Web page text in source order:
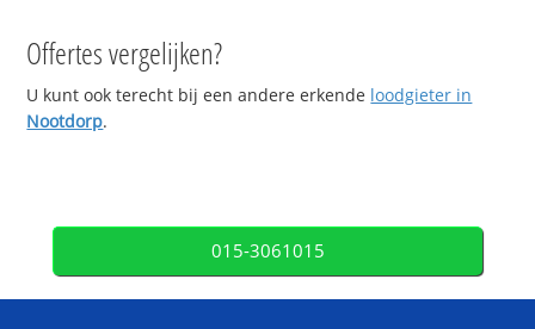
Offertes vergelijken?
U kunt ook terecht bij een andere erkende loodgieter in
Nootdorp.
015-3061015